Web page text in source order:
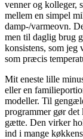
venner og kolleger,
mellem en simpel
damp-/varmeovn.
men til daglig brug
konsistens, som
som præcis
Mit eneste lille
eller en
modeller. Til
programmer gør det
gætte. Den virker
ind i mange